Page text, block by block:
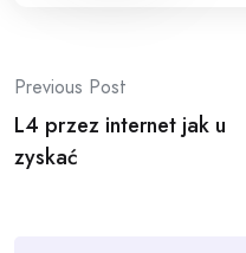
Post
navigation
Previous Post
L4 przez internet jak u
zyskać